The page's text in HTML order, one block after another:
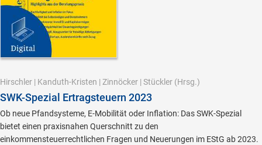
Hirschler | Kanduth-Kristen | Zinnöcker | Stückler (Hrsg.)
SWK-Spezial Ertragsteuern 2023
Ob neue Pfandsysteme, E-Mobilität oder Inflation: Das SWK-Spezial
bietet einen praxisnahen Querschnitt zu den
einkommensteuerrechtlichen Fragen und Neuerungen im EStG ab 2023.